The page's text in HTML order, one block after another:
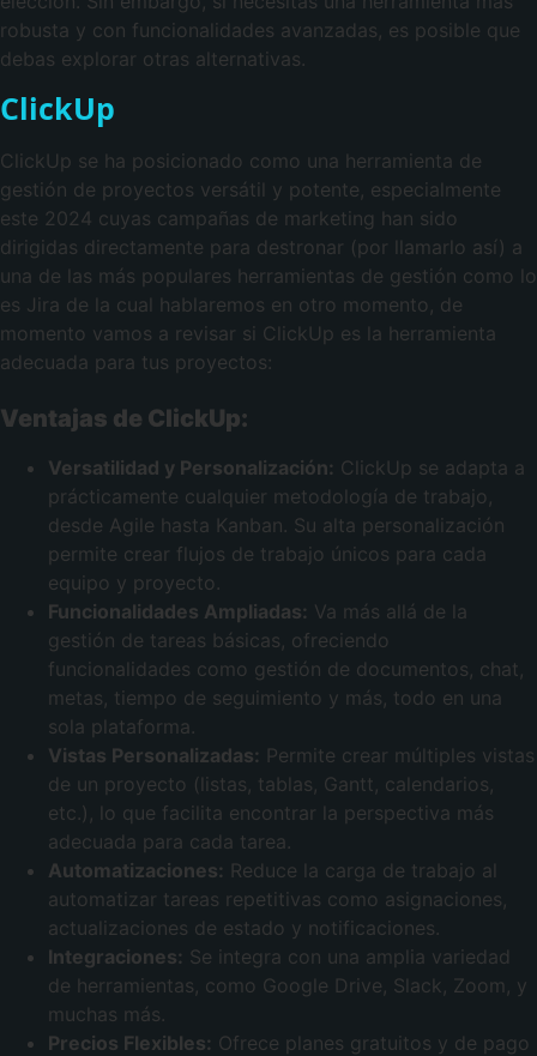
robusta y con funcionalidades avanzadas, es posible que
debas explorar otras alternativas.
ClickUp
ClickUp se ha posicionado como una herramienta de
gestión de proyectos versátil y potente, especialmente
este 2024 cuyas campañas de marketing han sido
dirigidas directamente para destronar (por llamarlo así) a
una de las más populares herramientas de gestión como lo
es Jira de la cual hablaremos en otro momento, de
momento vamos a revisar si ClickUp es la herramienta
adecuada para tus proyectos:
Ventajas de ClickUp:
Versatilidad y Personalización: ClickUp se adapta a
prácticamente cualquier metodología de trabajo,
desde Agile hasta Kanban. Su alta personalización
permite crear flujos de trabajo únicos para cada
equipo y proyecto.
Funcionalidades Ampliadas: Va más allá de la
gestión de tareas básicas, ofreciendo
funcionalidades como gestión de documentos, chat,
metas, tiempo de seguimiento y más, todo en una
sola plataforma.
Vistas Personalizadas: Permite crear múltiples vistas
de un proyecto (listas, tablas, Gantt, calendarios,
etc.), lo que facilita encontrar la perspectiva más
adecuada para cada tarea.
Automatizaciones: Reduce la carga de trabajo al
automatizar tareas repetitivas como asignaciones,
actualizaciones de estado y notificaciones.
Integraciones: Se integra con una amplia variedad
de herramientas, como Google Drive, Slack, Zoom, y
muchas más.
Precios Flexibles: Ofrece planes gratuitos y de pago